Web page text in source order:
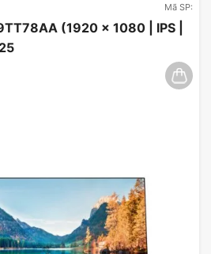
Mã SP:
(1920 x 1080 | IPS |